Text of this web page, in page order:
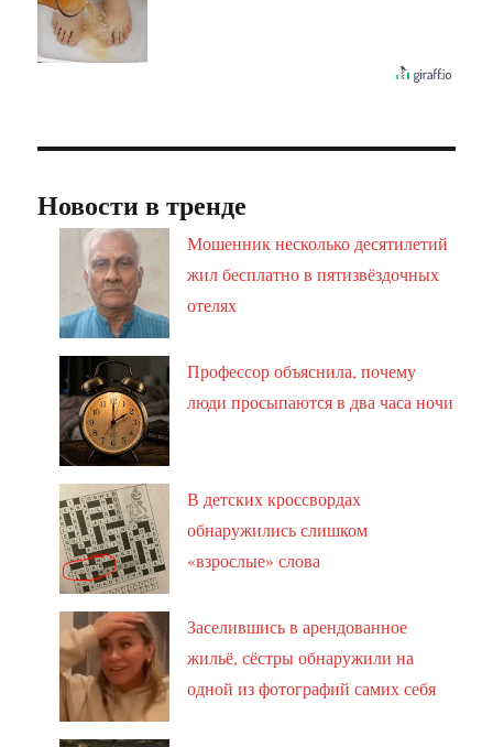
Новости в тренде
Мошенник несколько десятилетий
жил бесплатно в пятизвёздочных
отелях
Профессор объяснила, почему
люди просыпаются в два часа ночи
В детских кроссвордах
обнаружились слишком
«взрослые» слова
Заселившись в арендованное
жильё, сёстры обнаружили на
одной из фотографий самих себя